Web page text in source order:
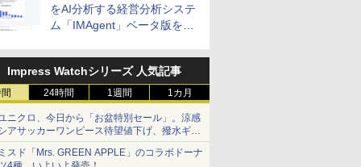
をAI分析する経営分析システ
ム「IMAgent」ベータ版を提
Impress Watchシリーズ 人気記事
24時間 1週間 1カ月
ニクロ、今日から「お盆特別セール」。涼感
アサッカーワンピース待望値下げ、撥水ギア
ョーツは1990円に
スド「Mrs. GREEN APPLE」のコラボドーナ